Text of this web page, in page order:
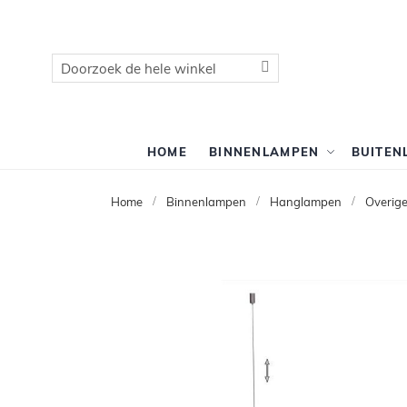
Zoek
HOME BINNENLAMPEN
Home Binnenlampen Hanglampen